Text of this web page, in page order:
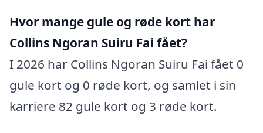
Hvor mange gule og røde kort har
Collins Ngoran Suiru Fai fået?
I 2026 har Collins Ngoran Suiru Fai fået 0
gule kort og 0 røde kort, og samlet i sin
karriere 82 gule kort og 3 røde kort.